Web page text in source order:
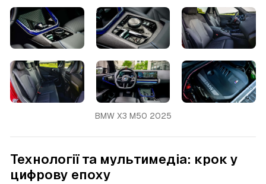
BMW X3 M50 2025
Технології та мультимедіа: крок у
цифрову епоху